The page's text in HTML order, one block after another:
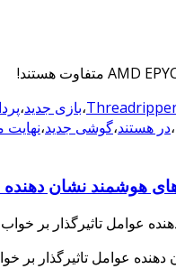
،بازی جدید،
،در هستند،گوشی جدید،نهایت
هوشمند نشان دهنده
عوامل تاثیرگذار بر